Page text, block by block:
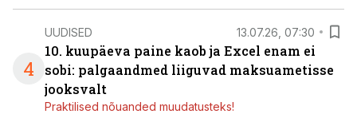
4
UUDISED 13.07.26, 07:30
10. kuupäeva paine kaob ja Excel enam ei
sobi: palgaandmed liiguvad maksuametisse
jooksvalt
Praktilised nõuanded muudatusteks!